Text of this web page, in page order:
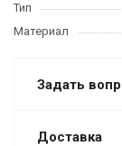
Тип
Материал
Задать
Доставка